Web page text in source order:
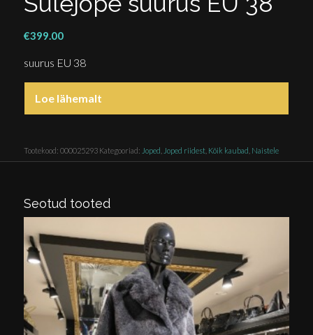
€399.00
suurus EU 38
Loe lähemalt
Tootekood: 000025293 Kategooriad: Joped Joped riidest, Kõik kaubad Naistele
Seotud tooted